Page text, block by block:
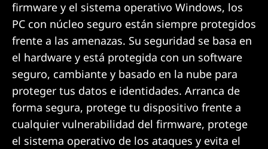
firmware y el sistema operativo Windows, los
PC con núcleo seguro están siempre protegidos
frente a las amenazas. Su seguridad se basa en
el hardware y está protegida con un software
seguro, cambiante y basado en la nube para
proteger tus datos e identidades. Arranca de
forma segura, protege tu dispositivo frente a
cualquier vulnerabilidad del firmware, protege
el sistema operativo de los ataques y evita el